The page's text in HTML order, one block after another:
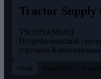
Tractor Supply
TSCONASDAQ
Потребительский
торговля·
Обзор